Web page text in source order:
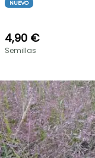
NUEVO
4,90 €
Semillas